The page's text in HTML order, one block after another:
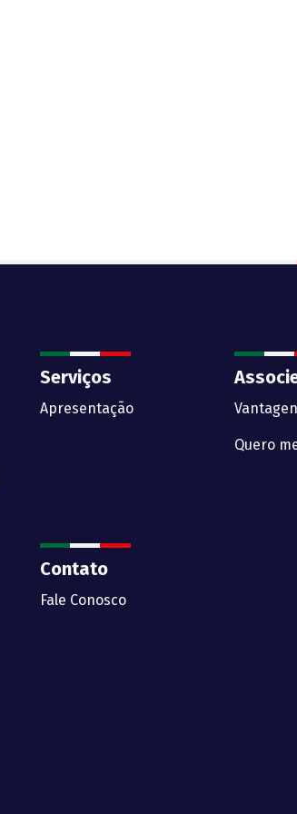
Serviços
Apresentação
Quero
Contato
Fale Conosco